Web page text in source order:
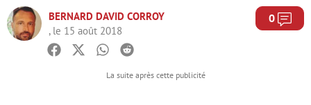
BERNARD DAVID CORROY
, le 15 août 2018
0
Facebook
TwitterWhatsapp
Reddit